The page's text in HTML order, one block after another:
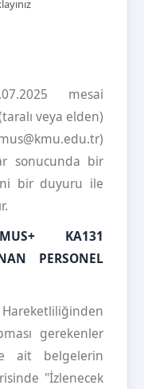
mesai
veya elden)
sonucunda bir
bir duyuru ile
KA131
PERSONEL
gerekenler
ait belgelerin
"İzlenecek